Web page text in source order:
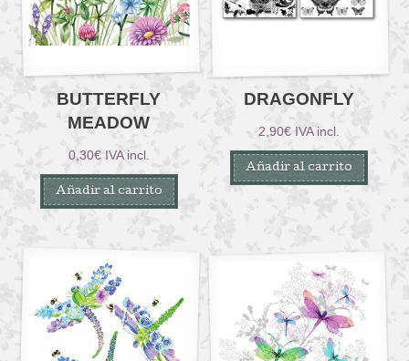
BUTTERFLY
MEADOW
0,30€ IVA incl.
Añadir al carrito
DRAGONFLY
2,90€ IVA incl.
Añadir al carrito